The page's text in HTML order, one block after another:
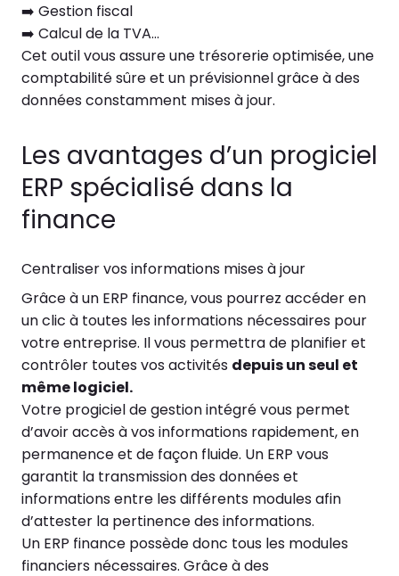
➡️ Gestion fiscal
➡️ Calcul de la TVA…
Cet outil vous assure une trésorerie optimisée, une
comptabilité sûre et un prévisionnel grâce à des
données constamment mises à jour.
Les avantages d’un progiciel
ERP spécialisé dans la
finance
Centraliser vos informations mises à jour
Grâce à un ERP finance, vous pourrez accéder en
un clic à toutes les informations nécessaires pour
votre entreprise. Il vous permettra de planifier et
contrôler toutes vos activités depuis un seul et
même logiciel.
Votre progiciel de gestion intégré vous permet
d’avoir accès à vos informations rapidement, en
permanence et de façon fluide. Un ERP vous
garantit la transmission des données et
informations entre les différents modules afin
d’attester la pertinence des informations.
Un ERP finance possède donc tous les modules
financiers nécessaires. Grâce à des